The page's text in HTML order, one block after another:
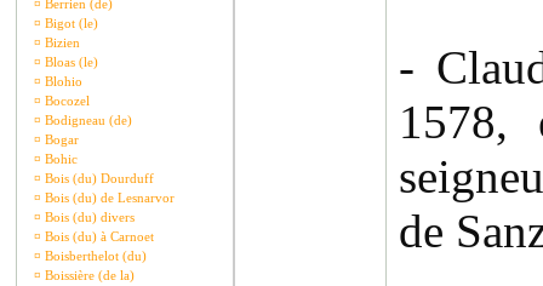
¤ Berrien (de)
¤ Bigot (le)
¤ Bizien
¤ Bloas (le)
¤ Blohio
¤ Bocozel
¤ Bodigneau (de)
¤ Bogar
¤ Bohic
¤ Bois (du) Dourduff
¤ Bois (du) de Lesnarvor
¤ Bois (du) divers
¤ Bois (du) à Carnoet
¤ Boisberthelot (du)
¤ Boissière (de la)
-
1578,
de